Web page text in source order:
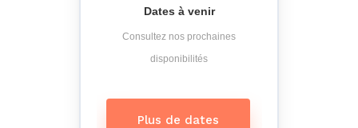
Dates à venir
Consultez nos prochaines
disponibilités
Plus de dates